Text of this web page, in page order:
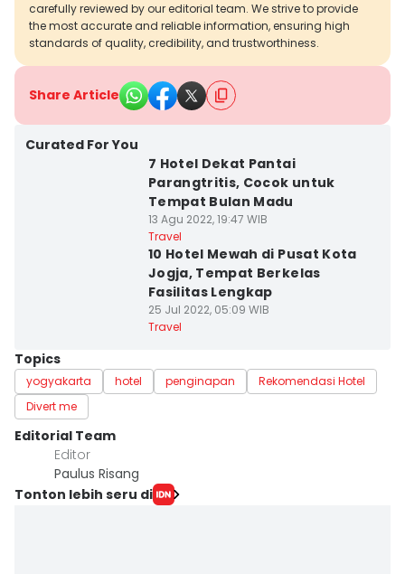
carefully reviewed by our editorial team. We strive to provide
the most accurate and reliable information, ensuring high
standards of quality, credibility, and trustworthiness.
Share Article
Curated For You
7 Hotel Dekat Pantai
Parangtritis, Cocok untuk
Tempat Bulan Madu
13 Agu 2022, 19:47 WIB
Travel
10 Hotel Mewah di Pusat Kota
Jogja, Tempat Berkelas
Fasilitas Lengkap
25 Jul 2022, 05:09 WIB
Travel
Topics
yogyakarta hotel penginapan
Rekomendasi Hotel
Divert me
Editorial Team
Editor
Paulus Risang
Tonton lebih seru di